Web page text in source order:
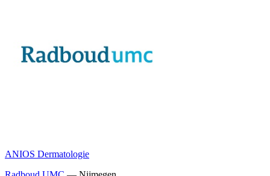
ANIOS Dermatologie